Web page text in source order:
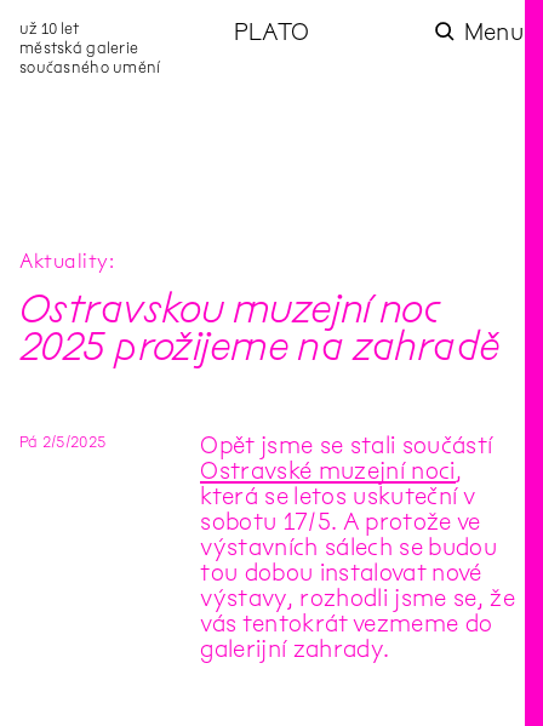
už 10 let
městská galerie
současného umění
PLATO Menu
Aktuality
Ostravskou muzejní noc
2025 prožijeme na zahradě
Pá 2/5/2025
Opět jsme se stali součástí
Ostravské muzejní noci,
která se letos uskuteční v
sobotu 17/5. A protože ve
výstavních sálech se budou
tou dobou instalovat nové
výstavy, rozhodli jsme se, že
vás tentokrát vezmeme do
galerijní zahrady.